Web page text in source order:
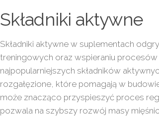
Składniki aktywne
Składniki aktywne w suplementach
treningowych oraz wspieraniu
najpopularniejszych składników
rozgałęzione, które pomagają w
może znacząco przyspieszyć proces
pozwala na szybszy rozwój masy